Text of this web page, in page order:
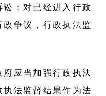
；对已经进入行政
争议，行政执法监
应当加强行政执法
执法监督结果作为法